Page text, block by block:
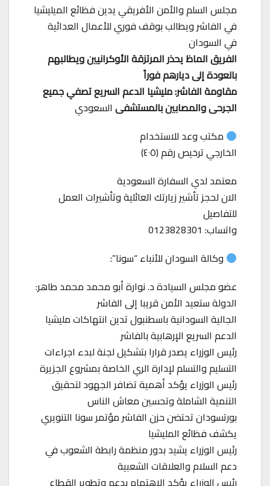
مجلس السلم والأمن الأفريقي يدين فظائع الميليشيا
في الفاشر ويطالب بوقف فوري للأعمال العدائية
في السودان
الفريق الماظ يحذر المرتزقة الأوكرانيين ويطالبهم
بالعودة إلى ديارهم فوراً
مقاومة الفاشر: مليشيا الدعم السريع تصفي جميع
الجرحى والمصابين بالمستشفى السعودي
مكتب وعد للاستخدام
الخارجي ترخيص رقم (٤٠٥)
معتمد لدي السفارة السعودية
الان لحجز تأشير زيارتك العائلية وتأشيرات العمل
للتفاصيل
واتساب: 0123828301
وكالة السودان للأنباء “سونا”:
عضو مجلس السيادة د. نوارة أبو محمد محمد طاهر:
الدولة ستعيد الأمن قريبا إلى الفاشر
الجالية السودانية باسطنبول تدين انتهاكات مليشيا
الدعم السريع الإرهابية بالفاشر
رئيس الوزراء يصدر قرارا بتشكيل لجنة لبدء اجراءات
التسليم والتسلم لإدارة الري الخاصة بمشروع الجزيرة
رئيس الوزراء يؤكد أهمية تضافر الجهود لتحقيق
التنمية الشاملة وتحسين معاش الناس
بورتسودان تحتضن حزن الفاشر مؤتمر سونا التنويري
يكشف فظائع المليشيا
رئيس الوزراء يشيد بدور منظمة رابطة الشعوب في
دعم السلام والعلاقات الشعبية